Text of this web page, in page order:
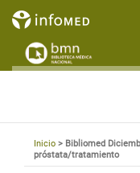
Inicio > Bibliomed
próstata/tratamiento